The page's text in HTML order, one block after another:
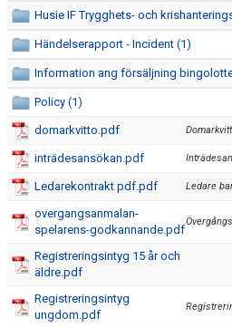
FOLKSAM
ÅRSMÖTE 2026
SHOPEN
MEDLEMSRABATTER
MEDLEMSAVGIFTER
DOMARE
NYHETER
Husie IF Trygghets- och
Händelserapport - Incident (1)
Information ang försäljning
Policy (1)
domarkvitto.pdf
inträdesansökan.pdf
Ledarekontrakt pdf.pdf Ledare
overgangsanmalan-
spelarens-godkannande.pdf
Registreringsintyg 15 år och
äldre.pdf
Registreringsintyg
ungdom.pdf